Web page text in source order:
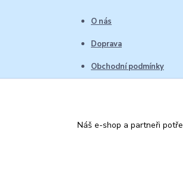
O nás
Doprava
Obchodní podmínky
Náš e-shop a partneři